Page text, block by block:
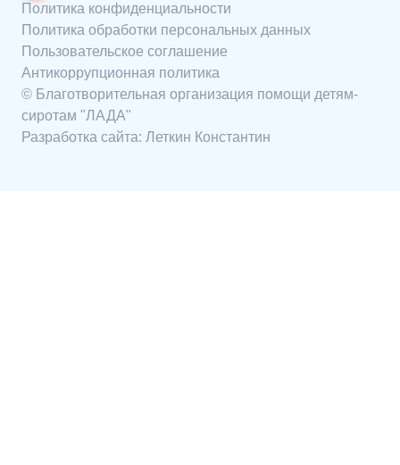
Политика конфиденциальности
Политика обработки персональных данных
Пользовательское соглашение
Антикоррупционная политика
© Благотворительная организация помощи детям-
сиротам "ЛАДА"
Разработка сайта: Леткин Константин